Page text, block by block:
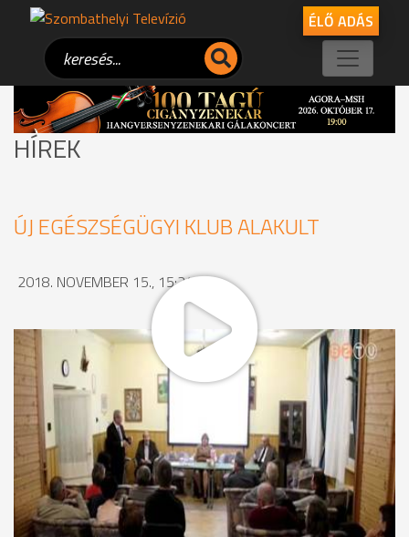
ÉLŐ ADÁS
HÍREK
ÚJ EGÉSZSÉGÜGYI KLUB ALAKULT
2018. NOVEMBER 15., 15:24
Gyulladásos bélbetegségekben szenvedők számára hoztak
létre egy klubot a Humán Civil Házban. Az esemény
résztvevőit Puskás Tivadar polgármester, és Stánitz Éva
megyei tiszti főorvos köszöntötte. A klub megalakításának
célja az, hogy kötetlen körülmények között a legkorszerűbb
ismereteket tudják átadni egymásnak az érintettek. Az
összejövetelen Gyulladásos bélbetegek kezelése címmel
Patai Árpád, a Markusovszky-kórház osztályvezető főorvosa
tartott előadást.